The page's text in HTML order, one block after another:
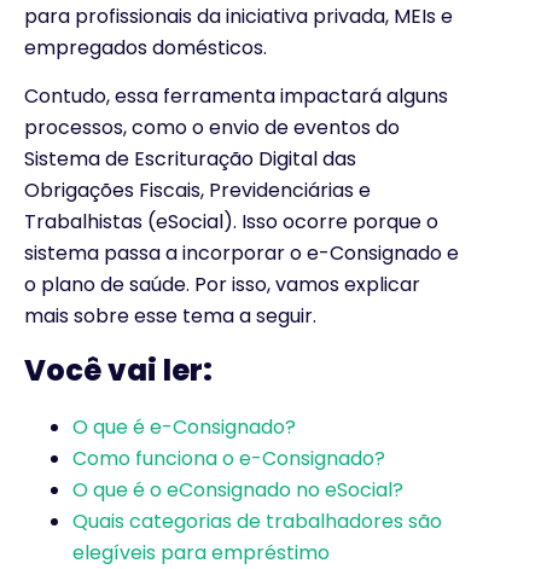
para profissionais da iniciativa privada, MEIs e
empregados domésticos.
Contudo, essa ferramenta impactará alguns
processos, como o envio de eventos do
Sistema de Escrituração Digital das
Obrigações Fiscais, Previdenciárias e
Trabalhistas (eSocial). Isso ocorre porque o
sistema passa a incorporar o e-Consignado e
o plano de saúde. Por isso, vamos explicar
mais sobre esse tema a seguir.
Você vai ler:
O que é e-Consignado?
Como funciona o e-Consignado?
O que é o eConsignado no eSocial?
Quais categorias de trabalhadores são
elegíveis para empréstimo